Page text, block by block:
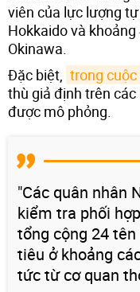
viên của lực lượng
Hokkaido và
Okinawa.
Đặc biệt, trong
thù giả định trên
được mô phỏng.
"Các quân nhân
kiểm tra phối
tổng cộng 24
tiêu ở khoảng
tức từ cơ quan